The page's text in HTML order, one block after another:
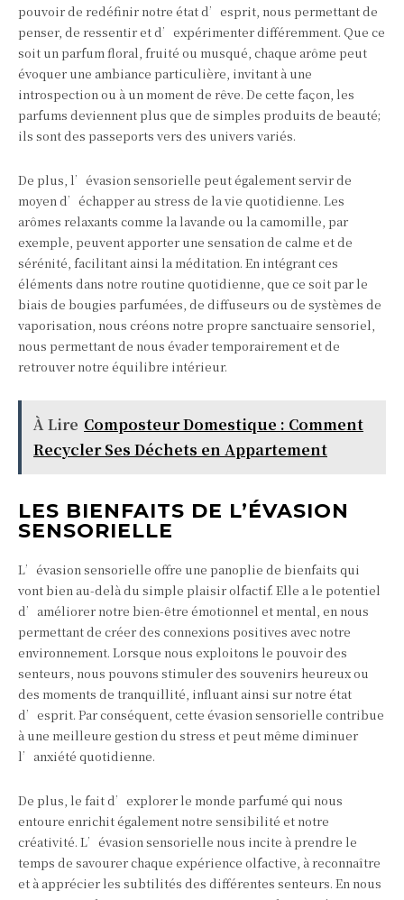
pouvoir de redéfinir notre état d’esprit, nous permettant de
penser, de ressentir et d’expérimenter différemment. Que ce
soit un parfum floral, fruité ou musqué, chaque arôme peut
évoquer une ambiance particulière, invitant à une
introspection ou à un moment de rêve. De cette façon, les
parfums deviennent plus que de simples produits de beauté;
ils sont des passeports vers des univers variés.
De plus, l’évasion sensorielle peut également servir de
moyen d’échapper au stress de la vie quotidienne. Les
arômes relaxants comme la lavande ou la camomille, par
exemple, peuvent apporter une sensation de calme et de
sérénité, facilitant ainsi la méditation. En intégrant ces
éléments dans notre routine quotidienne, que ce soit par le
biais de bougies parfumées, de diffuseurs ou de systèmes de
vaporisation, nous créons notre propre sanctuaire sensoriel,
nous permettant de nous évader temporairement et de
retrouver notre équilibre intérieur.
À Lire Composteur Domestique : Comment
Recycler Ses Déchets en Appartement
LES BIENFAITS DE L’ÉVASION
SENSORIELLE
L’évasion sensorielle offre une panoplie de bienfaits qui
vont bien au-delà du simple plaisir olfactif. Elle a le potentiel
d’améliorer notre bien-être émotionnel et mental, en nous
permettant de créer des connexions positives avec notre
environnement. Lorsque nous exploitons le pouvoir des
senteurs, nous pouvons stimuler des souvenirs heureux ou
des moments de tranquillité, influant ainsi sur notre état
d’esprit. Par conséquent, cette évasion sensorielle contribue
à une meilleure gestion du stress et peut même diminuer
l’anxiété quotidienne.
De plus, le fait d’explorer le monde parfumé qui nous
entoure enrichit également notre sensibilité et notre
créativité. L’évasion sensorielle nous incite à prendre le
temps de savourer chaque expérience olfactive, à reconnaître
et à apprécier les subtilités des différentes senteurs. En nous